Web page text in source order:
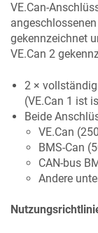
VE.Can-
gekennzeichnet
VE.Can 2
2 ×
(VE.Can 1 ist
Beide
VE.Can
BMS-Can
CAN-bus
Andere